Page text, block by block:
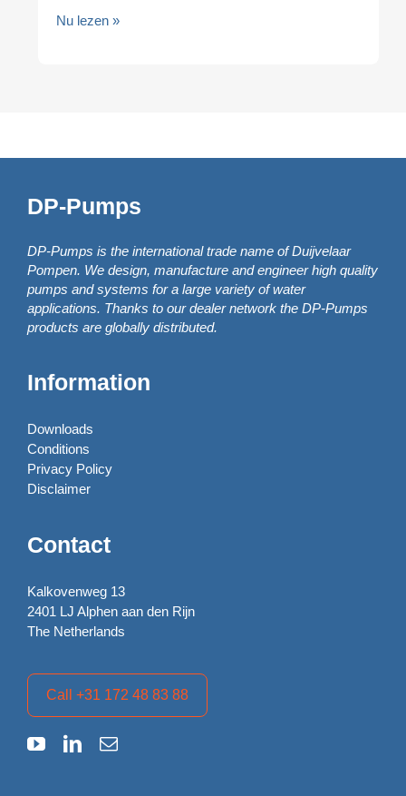
Nu lezen »
DP-Pumps
DP-Pumps is the international trade name of Duijvelaar
Pompen. We design, manufacture and engineer high quality
pumps and systems for a large variety of water
applications. Thanks to our dealer network the DP-Pumps
products are globally distributed.
Information
Downloads
Conditions
Privacy Policy
Disclaimer
Contact
Kalkovenweg 13
2401 LJ Alphen aan den Rijn
The Netherlands
Call +31 172 48 83 88